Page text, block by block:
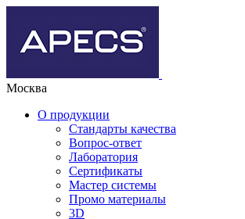
Москва
О продукции
Стандарты качества
Вопрос-ответ
Лаборатория
Сертификаты
Мастер системы
Промо материалы
3D